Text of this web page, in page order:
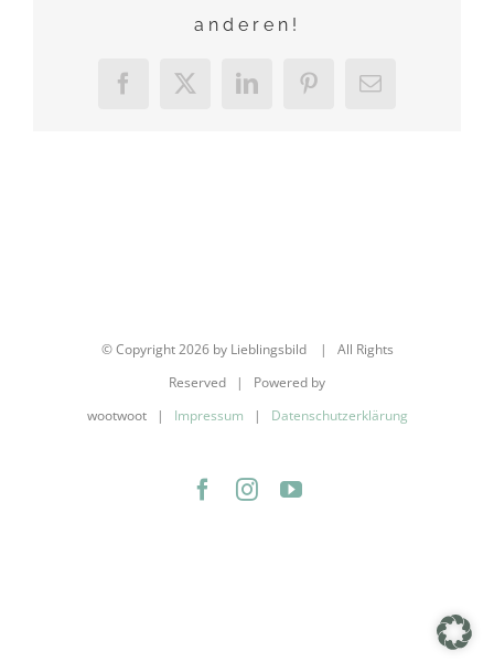
anderen!
Facebook
X LinkedInPinterest
E-
© Copyright2026 by Lieblingsbild | All Rights
Reserved | Powered by
wootwoot | Impressum | Datenschutzerklärung
Facebook
InstagramYouTube